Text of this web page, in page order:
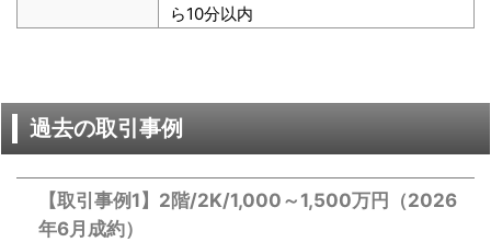
ら10分以内
過去の取引事例
【取引事例1】2階/2K/1,000～1,500万円（2026
年6月成約）